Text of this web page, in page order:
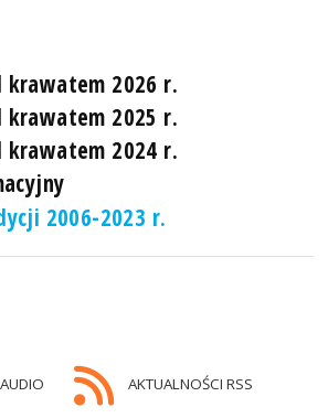
krawatem 2026 r.
krawatem 2025 r.
krawatem 2024 r.
2006-2023 r.
AKTUALNOŚCI RSS